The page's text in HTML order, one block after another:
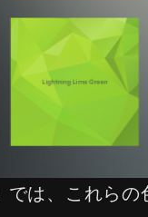
では、これら